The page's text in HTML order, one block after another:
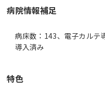
病院情報補足
病床数：143、電子カルテ
導入済み
特色